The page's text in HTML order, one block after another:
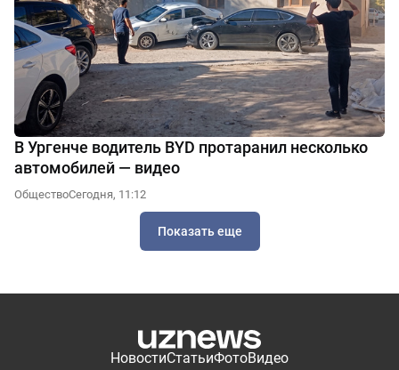
В Ургенче водитель BYD протаранил несколько
автомобилей — видео
ОбществоСегодня, 11:12
Показать еще
НовостиСтатьиФотоВидео